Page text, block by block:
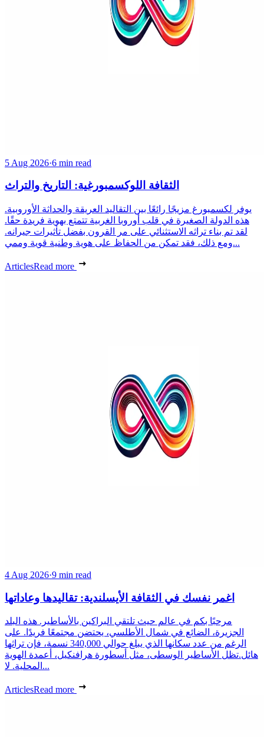
5 Aug 2026·6 min read
الثقافة اللوكسمبورغية: التاريخ والتراث
يوفر لكسمبورغ مزيجًا رائعًا بين التقاليد العريقة والحداثة الأوروبية.
هذه الدولة الصغيرة في قلب أوروبا الغربية تتمتع بهوية فريدة حقًا.
لقد تم بناء تراثه الاستثنائي على مر القرون بفضل تأثيرات جيرانه.
ومع ذلك، فقد تمكن من الحفاظ على هوية وطنية قوية وممي...
ArticlesRead more
4 Aug 2026·9 min read
اغمر نفسك في الثقافة الأيسلندية: تقاليدها وعاداتها
مرحبًا بكم في عالم حيث تلتقي البراكين بالأساطير. هذه البلد
الجزيرة، الضائع في شمال الأطلسي، يحتضن مجتمعًا فريدًا. على
الرغم من عدد سكانها الذي يبلغ حوالي 340,000 نسمة، فإن تراثها
هائل.تظل الأساطير الوسطى، مثل أسطورة هرافنكيل، أعمدة الهوية
المحلية. لا...
ArticlesRead more